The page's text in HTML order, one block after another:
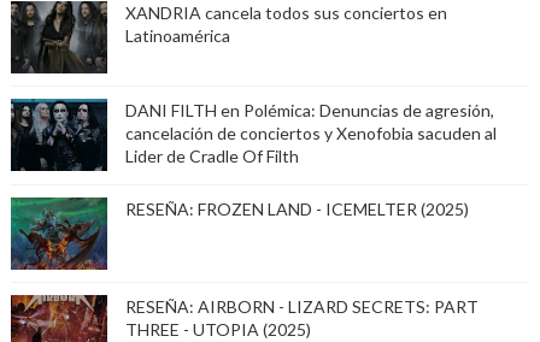
XANDRIA cancela todos sus conciertos en
Latinoamérica
DANI FILTH en Polémica: Denuncias de agresión,
cancelación de conciertos y Xenofobia sacuden al
Lider de Cradle Of Filth
RESEÑA: FROZEN LAND - ICEMELTER (2025)
RESEÑA: AIRBORN - LIZARD SECRETS: PART
THREE - UTOPIA (2025)